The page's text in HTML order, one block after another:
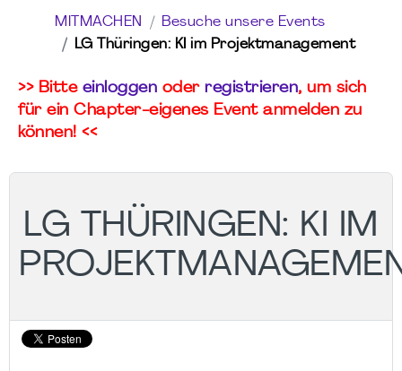
MITMACHEN
Besuche unsere Events
LG Thüringen: KI im Projektmanagement
>> Bitte einloggen oder registrieren, um sich
für ein Chapter-eigenes Event anmelden zu
können! <<
LG THÜRINGEN: KI IM